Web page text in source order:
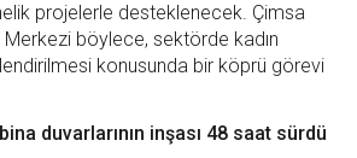
projelerle desteklenecek. Çimsa
böylece, sektörde kadın
konusunda bir köprü görevi
duvarlarının inşası 48 saat sürdü